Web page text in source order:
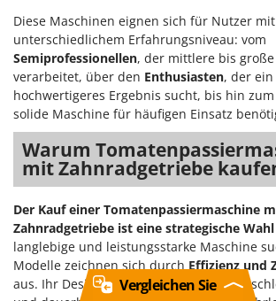
Diese Maschinen eignen sich für Nutzer mit
unterschiedlichem Erfahrungsniveau: vom
Semiprofessionellen, der mittlere bis
verarbeitet, über den Enthusiasten, der
hochwertigeres Ergebnis sucht, bis hin zum
solide Maschine für häufigen Einsatz
Warum
mit Zahnradgetriebe
Der Kauf einer Tomatenpassiermaschine
Zahnradgetriebe ist eine strategische Wahl
langlebige und leistungsstarke Maschine
Modelle zeichnen sich durchEffizienz und
aus. Ihr Design ist darauf ausgelegt,
Vergleichen Sie